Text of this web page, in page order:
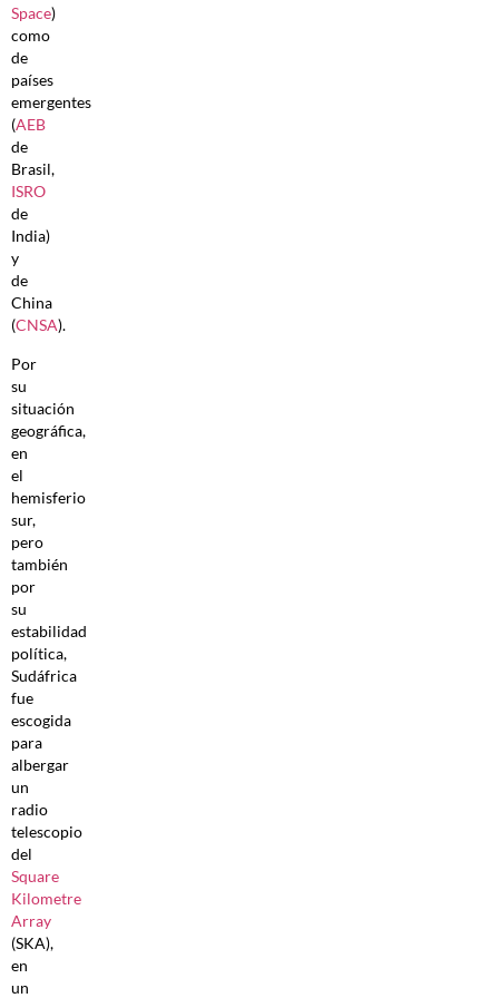
Space)
como
de
países
emergentes
(AEB
de
Brasil,
ISRO
de
India)
y
de
China
(CNSA).
Por
su
situación
geográfica,
en
el
hemisferio
sur,
pero
también
por
su
estabilidad
política,
Sudáfrica
fue
escogida
para
albergar
un
radio
telescopio
del
Square
Kilometre
Array
(SKA),
en
un